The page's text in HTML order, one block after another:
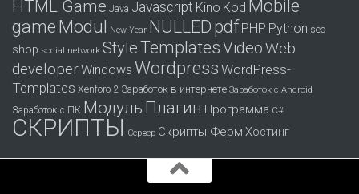
HTML Game Java Javascript Kino Kod Mobile
gameModul New-Year NULLED pdf PHP Python seo
shop social network StyleTemplatesVideoWeb
developerWindows Wordpress WordPress-
Templates Xenforo 2 Заработок в интернете Заработок с Android
Заработок с ПК Модуль Плагин Программа С#
СКРИПТЫ Сервер Скрипты Ферм Хостинг